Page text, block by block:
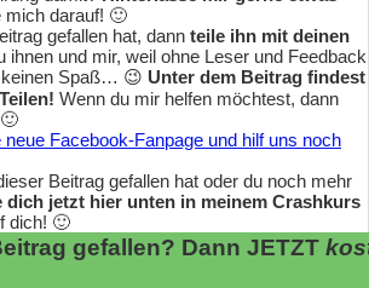
darauf! 🙂
gefallen hat, dann teile ihn mit deinen
ihnen und mir, weil ohne Leser und Feedback
keinen Spaß… 😉 Unter dem Beitrag findest
Wenn du mir helfen möchtest, dann
neue Facebook-Fanpage und hilf uns noch
Beitrag gefallen hat oder du noch mehr
dich jetzt hier unten in meinem Crashkurs
dich! 🙂
gefallen? Dann JETZT